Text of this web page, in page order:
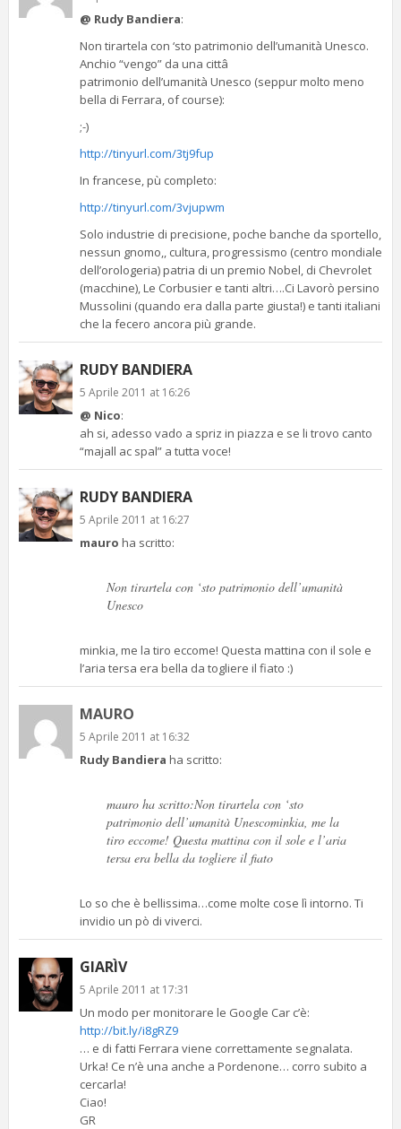
@ Rudy Bandiera:
Non tirartela con ‘sto patrimonio dell’umanità Unesco.
Anchio “vengo” da una cittâ
patrimonio dell’umanità Unesco (seppur molto meno
bella di Ferrara, of course):
;-)
http://tinyurl.com/3tj9fup
In francese, pù completo:
http://tinyurl.com/3vjupwm
Solo industrie di precisione, poche banche da sportello,
nessun gnomo,, cultura, progressismo (centro mondiale
dell’orologeria) patria di un premio Nobel, di Chevrolet
(macchine), Le Corbusier e tanti altri….Ci Lavorò persino
Mussolini (quando era dalla parte giusta!) e tanti italiani
che la fecero ancora più grande.
RUDY BANDIERA
5 Aprile 2011 at 16:26
@ Nico:
ah si, adesso vado a spriz in piazza e se li trovo canto
“majall ac spal” a tutta voce!
RUDY BANDIERA
5 Aprile 2011 at 16:27
mauro ha scritto:
Non tirartela con ‘sto patrimonio dell’umanità
Unesco
minkia, me la tiro eccome! Questa mattina con il sole e
l’aria tersa era bella da togliere il fiato :)
MAURO
5 Aprile 2011 at 16:32
Rudy Bandiera ha scritto:
mauro ha scritto:Non tirartela con ‘sto
patrimonio dell’umanità Unescominkia, me la
tiro eccome! Questa mattina con il sole e l’aria
tersa era bella da togliere il fiato
Lo so che è bellissima…come molte cose lì intorno. Ti
invidio un pò di viverci.
GIARÌV
5 Aprile 2011 at 17:31
Un modo per monitorare le Google Car c’è:
http://bit.ly/i8gRZ9
… e di fatti Ferrara viene correttamente segnalata.
Urka! Ce n’è una anche a Pordenone… corro subito a
cercarla!
Ciao!
GR